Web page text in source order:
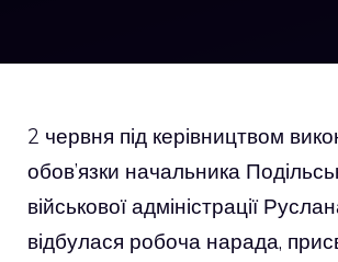
2 червня під керівництвом
обов’язки начальника
військової адміністрації
відбулася робоча нарада,